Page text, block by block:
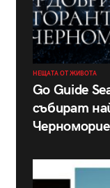
НЕЩАТА ОТ ЖИВОТА
Go Guide
събират